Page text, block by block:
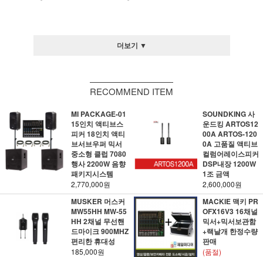
더보기 ▼
RECOMMEND ITEM
MI PACKAGE-01
15인치 액티브스
피커 18인치 액티
브서브우퍼 믹서
중소형 클럽 7080
행사 2200W 음향
패키지시스템
2,770,000원
SOUNDKING 사
운드킹 ARTOS12
00A ARTOS-120
0A 고품질 액티브
컬럼어레이스피커
DSP내장 1200W
1조 금액
2,600,000원
MUSKER 머스커
MW55HH MW-55
HH 2채널 무선핸
드마이크 900MHZ
편리한 휴대성
185,000원
MACKIE 맥키 PR
OFX16V3 16채널
믹서+믹서보관함
+랙날개 한정수량
판매
(품절)